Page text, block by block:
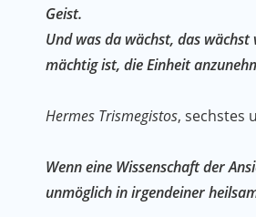
Geist.
Und was da wächst, das
mächtig ist, die Einheit
Hermes Trismegistos, sechstes
Wenn eine Wissenschaft der
unmöglich in irgendeiner